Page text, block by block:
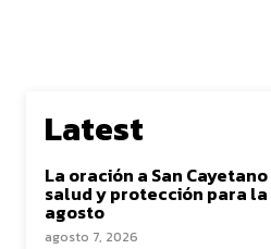
Latest
La oración a San
salud y protección para la
agosto
agosto 7, 2026